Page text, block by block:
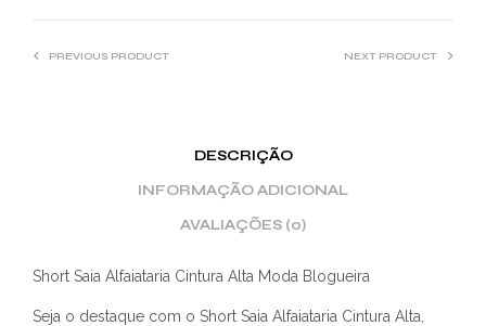
PREVIOUS PRODUCT NEXT PRODUCT
DESCRIÇÃO
INFORMAÇÃO ADICIONAL
AVALIAÇÕES (0)
Short Saia Alfaiataria Cintura Alta Moda Blogueira
Seja o destaque com o Short Saia Alfaiataria Cintura Alta,